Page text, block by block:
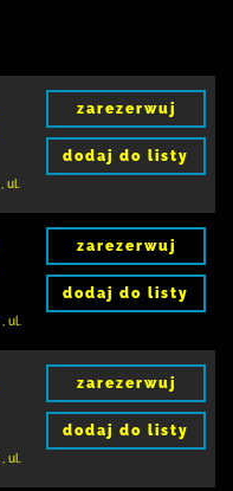
ul.
zarezerwuj
dodaj do listy
ul.
zarezerwuj
dodaj do listy
ul.
zarezerwuj
dodaj do listy